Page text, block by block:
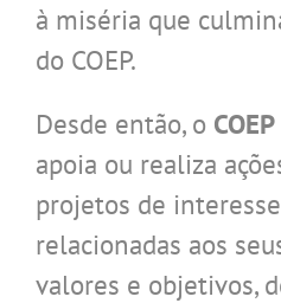
à miséria que
do COEP.
Desde então, o
apoia ou realiza
projetos de
relacionadas aos
valores e objetivos,